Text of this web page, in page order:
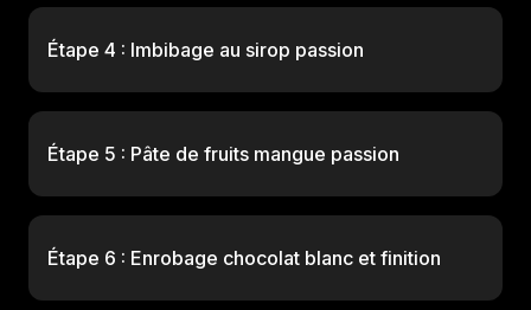
Étape 4 : Imbibage au sirop passion
Étape 5 : Pâte de fruits mangue passion
Étape 6 : Enrobage chocolat blanc et finition